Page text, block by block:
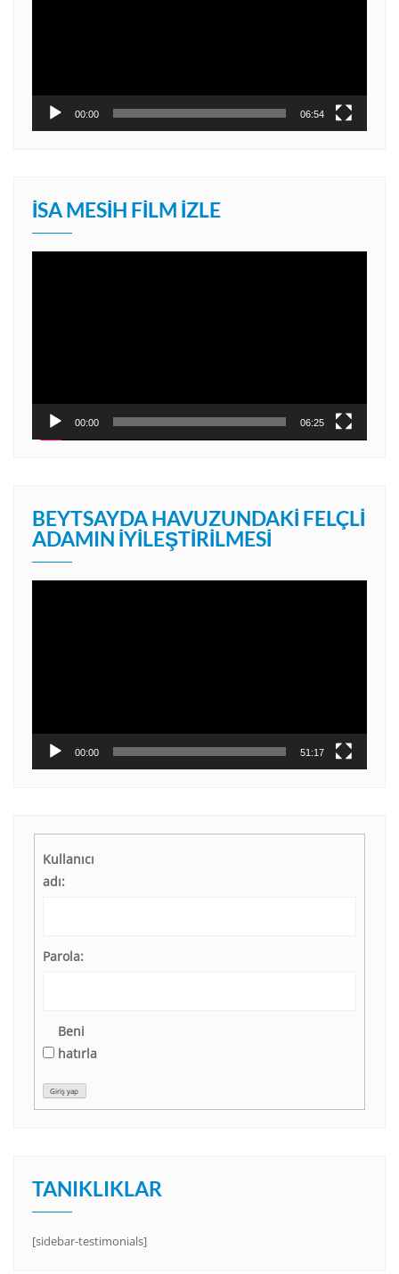
00:00 06:54
İSA MESIH FILM İZLE
00:00 06:25
BEYTSAYDA HAVUZUNDAKI FELÇLI
ADAMIN İYILEŞTIRILMESI
00:00 51:17
Kullanıcı
adı:
Parola:
Beni
hatırla
Giriş yap
TANIKLIKLAR
[sidebar-testimonials]